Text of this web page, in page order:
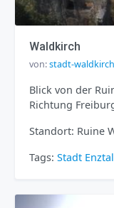
Waldkirch
von:stadt-
Blick von der
Richtung
Standort: Ruine
Tags: Stadt Enztal